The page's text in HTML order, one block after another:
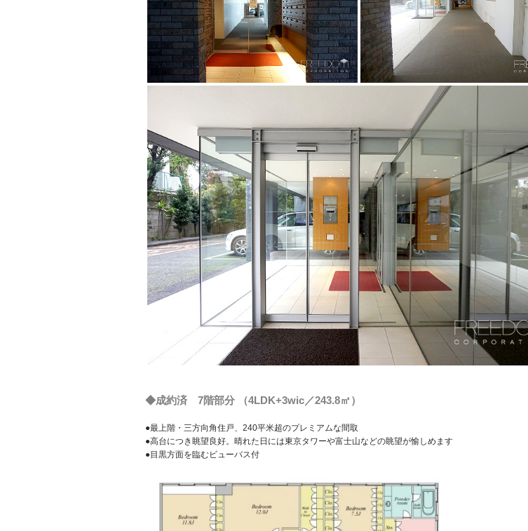
◆成約済 7階部分 （4LDK+3wic／243.8㎡）
●最上階・三方向角住戸、240平米超のプレミアムな間取
●高台につき眺望良好。晴れた日には東京タワーや富士山などの眺望が愉しめます
●目黒方面を臨むビューバス付